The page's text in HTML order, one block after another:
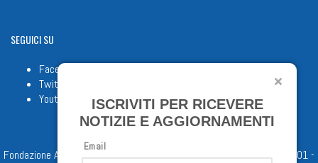
SEGUICISU
Facebook
Twitter
Youtube
Fondazione Apostolicam Actuositatem ETS © 2023 - P.I. 05398481001 -
ISCRIVITI PER RICEVERE
NOTIZIE E AGGIORNAMENTI
Email